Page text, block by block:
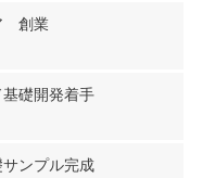
創業
礎開発着手
ンプル完成